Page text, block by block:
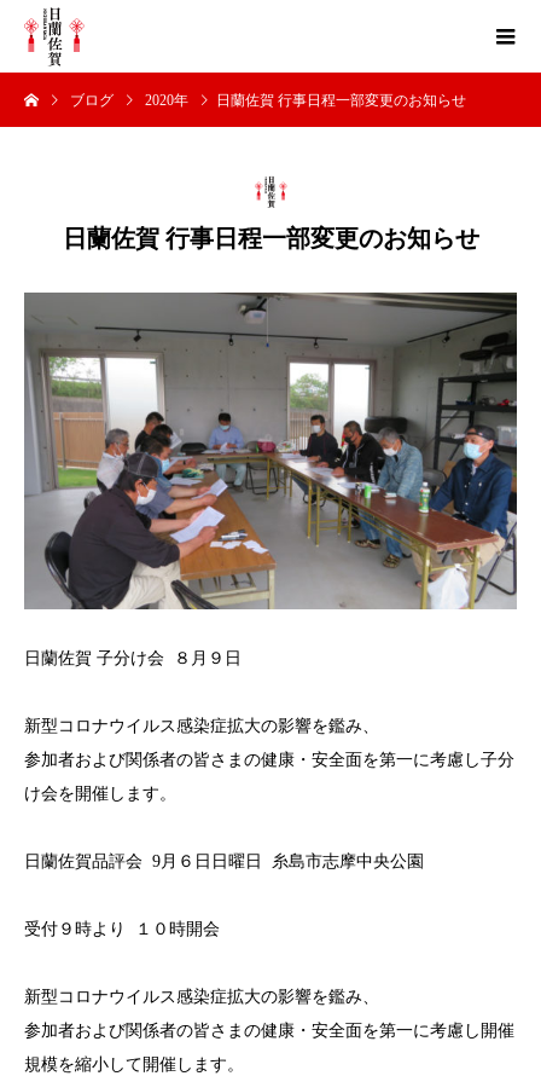
ブログ 2020年 日蘭佐賀 行事日程一部変更のお知らせ
日蘭佐賀 行事日程一部変更のお知らせ
日蘭佐賀 子分け会 ８月９日
新型コロナウイルス感染症拡大の影響を鑑み、
参加者および関係者の皆さまの健康・安全面を第一に考慮し子分
け会を開催します。
日蘭佐賀品評会 9月６日日曜日 糸島市志摩中央公園
受付９時より １０時開会
新型コロナウイルス感染症拡大の影響を鑑み、
参加者および関係者の皆さまの健康・安全面を第一に考慮し開催
規模を縮小して開催します。